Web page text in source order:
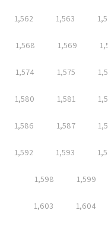
1,562 1,563
1,568 1,569
1,574 1,575
1,580 1,581
1,586 1,587
1,592 1,593
1,598 1,599
1,603 1,604